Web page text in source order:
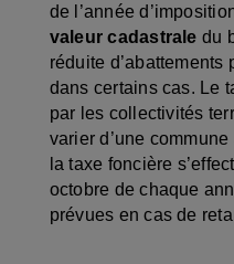
de l’année
valeur cadastrale du
réduite
dans certains cas. Le
par les collectivités
varier d’une
la taxe foncière
octobre de chaque
prévues en cas de